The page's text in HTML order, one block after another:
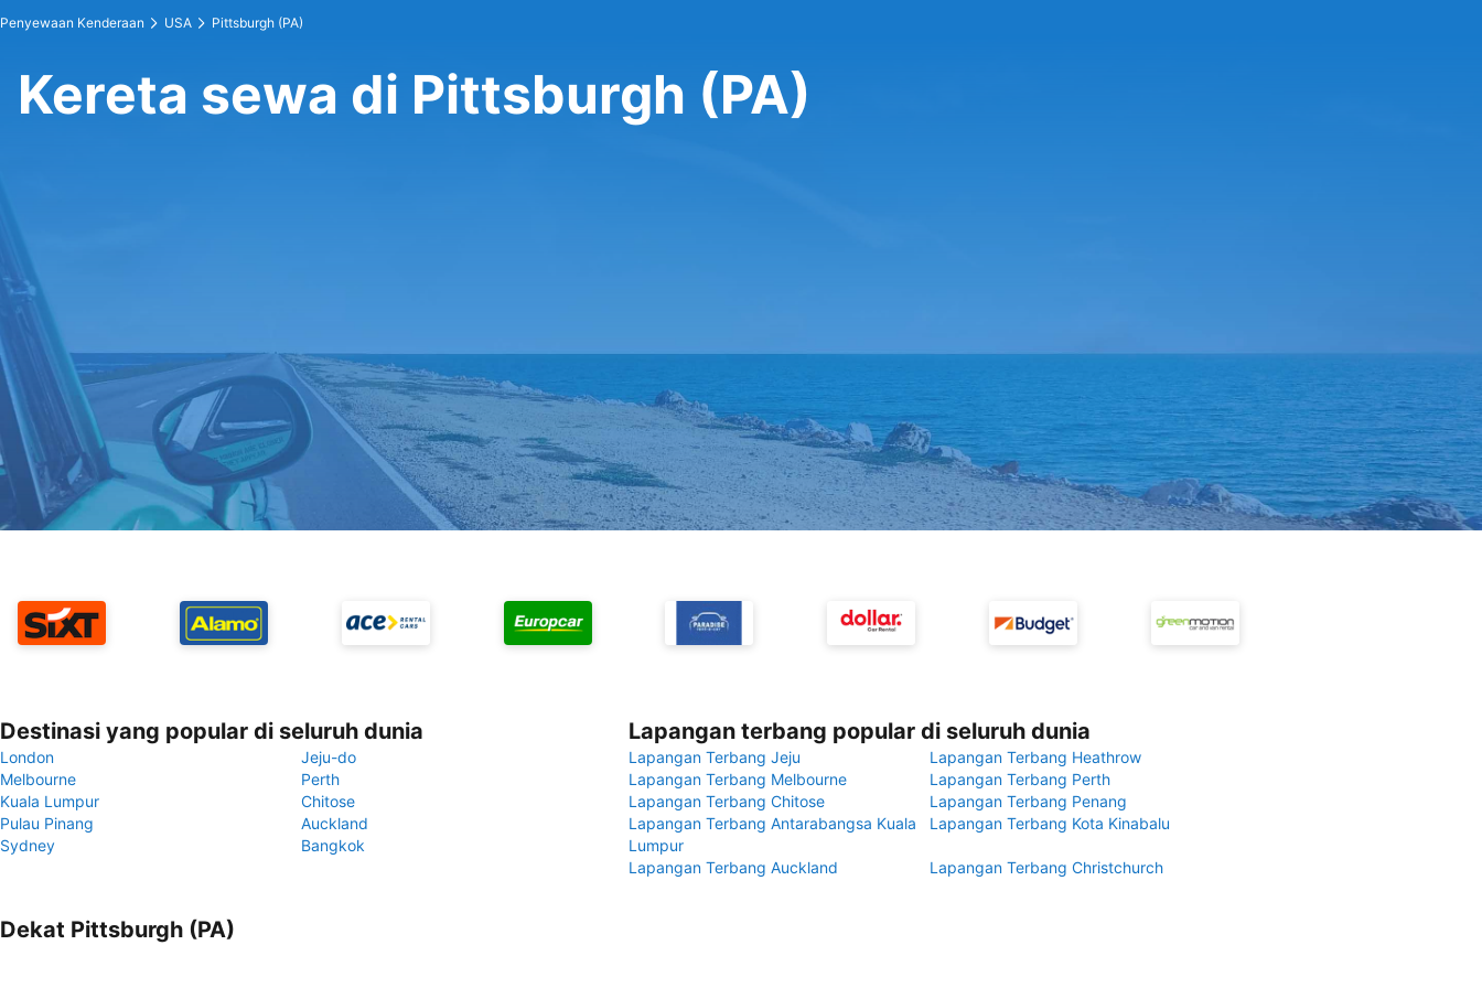
Penyewaan Kenderaan USA Pittsburgh (PA)
Kereta sewa di Pittsburgh (PA)
Destinasi yang popular di seluruh dunia
London
Jeju-do
Melbourne
Perth
Kuala Lumpur
Chitose
Pulau Pinang
Auckland
Sydney
Bangkok
Lapangan terbang popular di seluruh dunia
Lapangan Terbang Jeju
Lapangan Terbang Heathrow
Lapangan Terbang Melbourne
Lapangan Terbang Perth
Lapangan Terbang Chitose
Lapangan Terbang Penang
Lapangan Terbang Antarabangsa Kuala
Lumpur
Lapangan Terbang Kota Kinabalu
Lapangan Terbang Auckland Lapangan Terbang Christchurch
Dekat Pittsburgh (PA)